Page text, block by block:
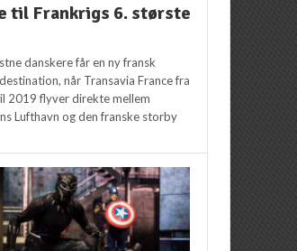
til Frankrigs 6. største
danskere får en ny fransk
når Transavia France fra
2019 flyver direkte mellem
Lufthavn og den franske storby